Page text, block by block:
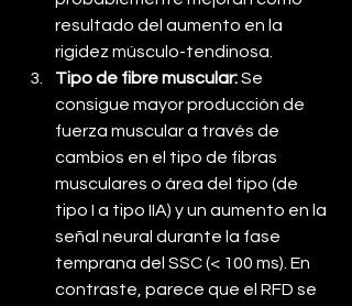
resultado del aumento en la
rigidez músculo-tendinosa.
Tipo de fibre muscular: Se
consigue mayor producción de
fuerza muscular a través de
cambios en el tipo de fibras
musculares o área del tipo (de
tipo I a tipo IIA) y un aumento en la
señal neural durante la fase
temprana del SSC (< 100 ms). En
contraste, parece que el RFD se